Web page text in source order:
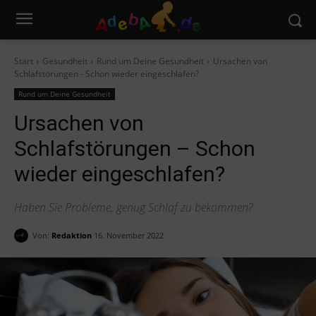
Start Gesundheit Rund um Deine Gesundheit
Ursachen von
Schlafstörungen - Schon wieder eingeschlafen?
Rund um Deine Gesundheit
Ursachen von
Schlafstörungen – Schon
wieder eingeschlafen?
Haben Sie Probleme, genug Schlaf zu bekommen?
Von: Redaktion 16. November 2022